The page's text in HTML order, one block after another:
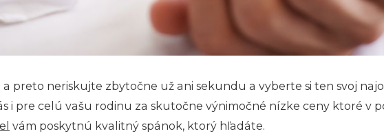
preto neriskujte zbytočne už ani sekundu a vyberte si ten svoj
i pre celú vašu rodinu za skutočne výnimočné nízke ceny ktoré v
vám poskytnú kvalitný spánok, ktorý hľadáte.